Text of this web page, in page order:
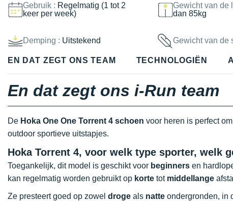
Gebruik : Regelmatig (1 tot 2
keer per week)
Gewicht van de
dan 85kg
Demping : Uitstekend Gewicht van de
EN DAT ZEGT ONS TEAM TECHNOLOGIËN
En dat zegt ons i-Run team
De Hoka One One Torrent 4 schoen voor heren is perfect om
outdoor sportieve uitstapjes.
Hoka Torrent 4, voor welk type sporter, welk
Toegankelijk, dit model is geschikt voor beginners en
kan regelmatig worden gebruikt op korte tot middellange
Ze presteert goed op zowel droge als natte ondergronden, in